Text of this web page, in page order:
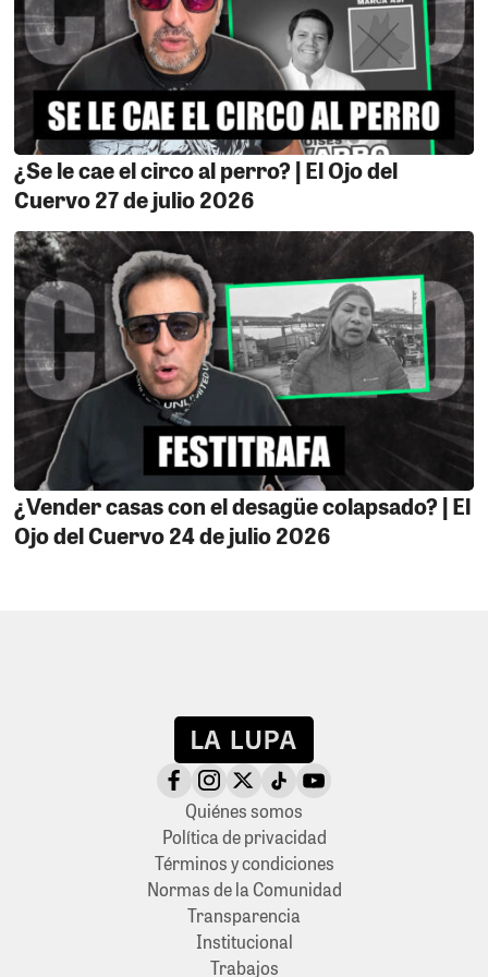
mil razones se preste para la cochinadita. Era el brazo
armado de esta organización criminal que maquinó las
carpetas fiscales 037 y 040.
9.- EL INCAPAZ.Nos cuentan que el alcalde de Los
Aquijes, Edward Amoroto le tenía miedo a un finado
comunicador, le temblaba porque sabe que tiene rabo
de paja. Resulta que hace unos meses despidió a una
colega que trabajaba en la oficina de imagen sólo
porque al periodista le tenia ojeriza. Tremendo
maganzón como no tenía miedo para vender brevetes o
guardar 600 mil soles en su casa.
¿Se le cae el circo al perro? | El Ojo del
Cuervo 27 de julio 2026
¿Vender casas con el desagüe colapsado? | El
Ojo del Cuervo 24 de julio 2026
Quiénes somos
Política de privacidad
Términos y condiciones
Normas de la Comunidad
Transparencia
Institucional
Trabajos